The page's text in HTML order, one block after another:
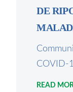
DE
COVID-
READ